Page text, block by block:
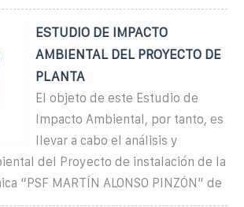
ESTUDIO DE IMPACTO
AMBIENTAL DEL PROYECTO DE
PLANTA
El objeto de este Estudio de
Impacto Ambiental, por tanto, es
llevar a cabo el análisis y
del Proyecto de instalación de la
“PSF MARTÍN ALONSO PINZÓN” de